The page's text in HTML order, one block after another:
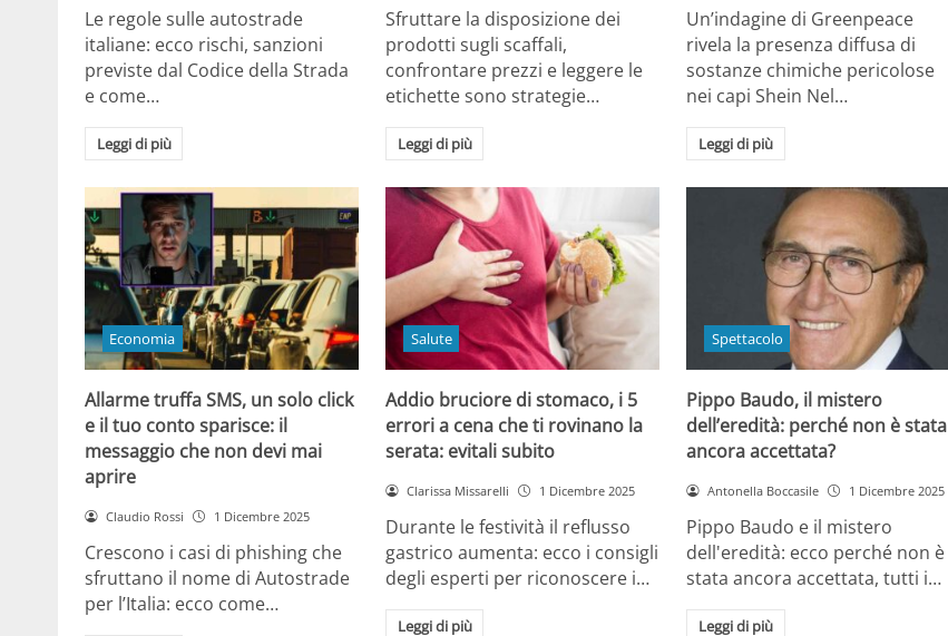
Le regole sulle autostrade
italiane: ecco rischi, sanzioni
previste dal Codice della Strada
e come…
Leggi di più
Sfruttare la disposizione dei
prodotti sugli scaffali,
confrontare prezzi e leggere le
etichette sono strategie…
Leggi di più
Un’indagine di Greenpeace
rivela la presenza diffusa di
sostanze chimiche pericolose
nei capi Shein Nel…
Leggi di più
Economia
Allarme truffa SMS, un solo click
e il tuo conto sparisce: il
messaggio che non devi mai
aprire
Claudio Rossi 1 Dicembre 2025
Crescono i casi di phishing che
sfruttano il nome di Autostrade
per l’Italia: ecco come…
Salute
Addio bruciore di stomaco, i 5
errori a cena che ti rovinano la
serata: evitali subito
Clarissa Missarelli 1 Dicembre 2025
Durante le festività il reflusso
gastrico aumenta: ecco i consigli
degli esperti per riconoscere i…
Leggi di più
Spettacolo
Pippo Baudo, il mistero
dell’eredità: perché non è stata
ancora accettata?
Antonella Boccasile 1 Dicembre 2025
Pippo Baudo e il mistero
dell'eredità: ecco perché non è
stata ancora accettata, tutti i…
Leggi di più